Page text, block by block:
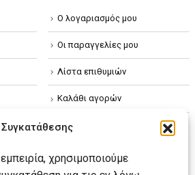
Συγκατάθεσης
χρησιμοποιούμε
Ο λογαριασμός μου
Οι παραγγελίες μου
Λίστα επιθυμιών
Καλάθι αγορών